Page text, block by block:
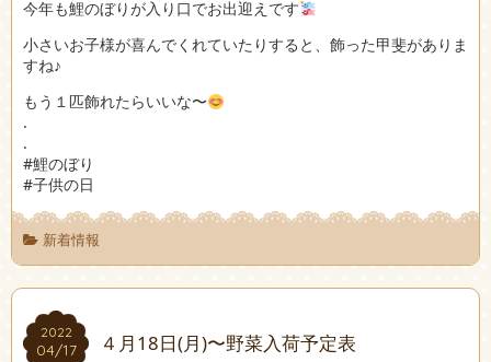
今年も鯉のぼりが入り口でお出迎えです
小さいお子様が喜んでくれていたりすると、飾った甲斐がありま
すね♪
もう１匹飾れたらいいな〜
.
.
#鯉のぼり
#子供の日
新着情報
2022
04/17
2022
04/17 ４月18日(月)〜野菜入荷予定表